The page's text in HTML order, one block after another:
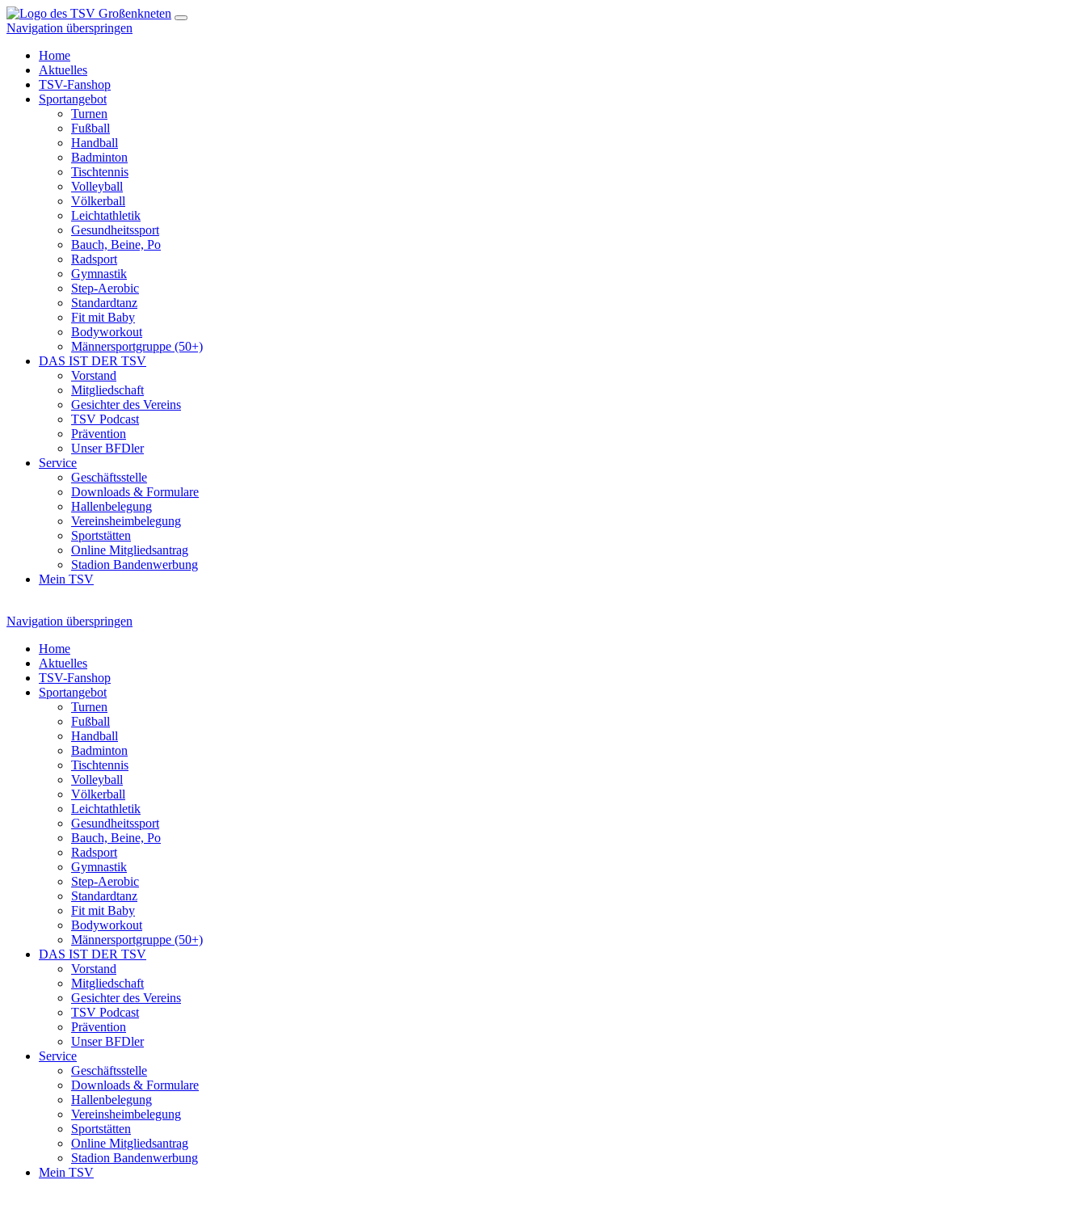
Navigation überspringen
Home
Aktuelles
TSV-Fanshop
Sportangebot
Turnen
Fußball
Handball
Badminton
Tischtennis
Volleyball
Völkerball
Leichtathletik
Gesundheitssport
Bauch, Beine, Po
Radsport
Gymnastik
Step-Aerobic
Standardtanz
Fit mit Baby
Bodyworkout
Männersportgruppe (50+)
DAS IST DER TSV
Vorstand
Mitgliedschaft
Gesichter des Vereins
TSV Podcast
Prävention
Unser BFDler
Service
Geschäftsstelle
Downloads & Formulare
Hallenbelegung
Vereinsheimbelegung
Sportstätten
Online Mitgliedsantrag
Stadion Bandenwerbung
Mein TSV
Navigation überspringen
Home
Aktuelles
TSV-Fanshop
Sportangebot
Turnen
Fußball
Handball
Badminton
Tischtennis
Volleyball
Völkerball
Leichtathletik
Gesundheitssport
Bauch, Beine, Po
Radsport
Gymnastik
Step-Aerobic
Standardtanz
Fit mit Baby
Bodyworkout
Männersportgruppe (50+)
DAS IST DER TSV
Vorstand
Mitgliedschaft
Gesichter des Vereins
TSV Podcast
Prävention
Unser BFDler
Service
Geschäftsstelle
Downloads & Formulare
Hallenbelegung
Vereinsheimbelegung
Sportstätten
Online Mitgliedsantrag
Stadion Bandenwerbung
Mein TSV